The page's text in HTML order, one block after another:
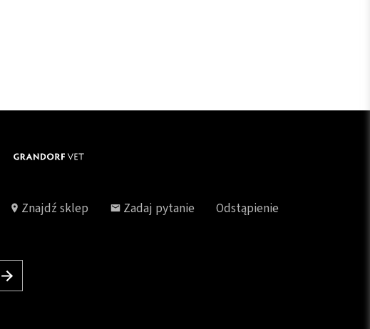
Znajdź sklep Zadaj pytanie Odstąpienie